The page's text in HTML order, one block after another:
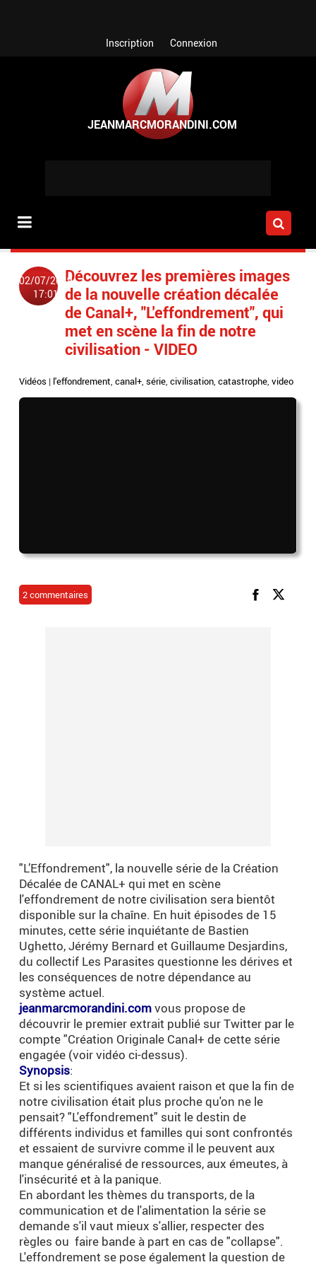
Inscription Connexion
02/07/2019
17:01
Découvrez les premières images
de la nouvelle création décalée
de Canal+, "L'effondrement", qui
met en scène la fin de notre
civilisation - VIDEO
Vidéos | l'effondrement,canal+,série,civilisation,catastrophe,video
2 commentaires
"L’Effondrement", la nouvelle série de la Création
Décalée de CANAL+ qui met en scène
l'effondrement de notre civilisation sera bientôt
disponible sur la chaîne. En huit épisodes de 15
minutes, cette série inquiétante de Bastien
Ughetto, Jérémy Bernard et Guillaume Desjardins,
du collectif Les Parasites questionne les dérives et
les conséquences de notre dépendance au
système actuel.
jeanmarcmorandini.comvous propose de
découvrir le premier extrait publié sur Twitter par le
compte "Création Originale Canal+ de cette série
engagée (voir vidéo ci-dessus).
Synopsis:
Et si les scientifiques avaient raison et que la fin de
notre civilisation était plus proche qu'on ne le
pensait? "L'effondrement" suit le destin de
différents individus et familles qui sont confrontés
et essaient de survivre comme il le peuvent aux
manque généralisé de ressources, aux émeutes, à
l'insécurité et à la panique.
En abordant les thèmes du transports, de la
communication et de l'alimentation la série se
demande s'il vaut mieux s'allier, respecter des
règles ou faire bande à part en cas de "collapse".
L'effondrement se pose également la question de